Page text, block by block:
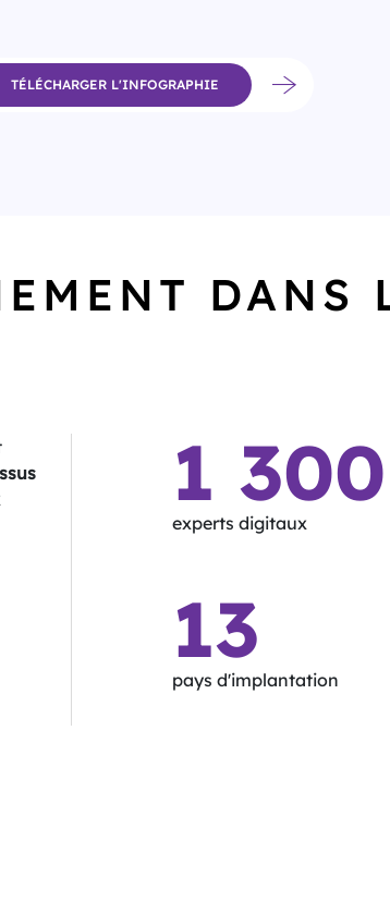
TÉLÉCHARGER L'INFOGRAPHIE
DANS
1 300
experts digitaux
13
pays d'implantation